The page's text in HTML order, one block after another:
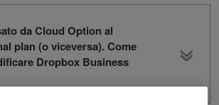
da Cloud Option al
plan (o viceversa). Come
Dropbox Business